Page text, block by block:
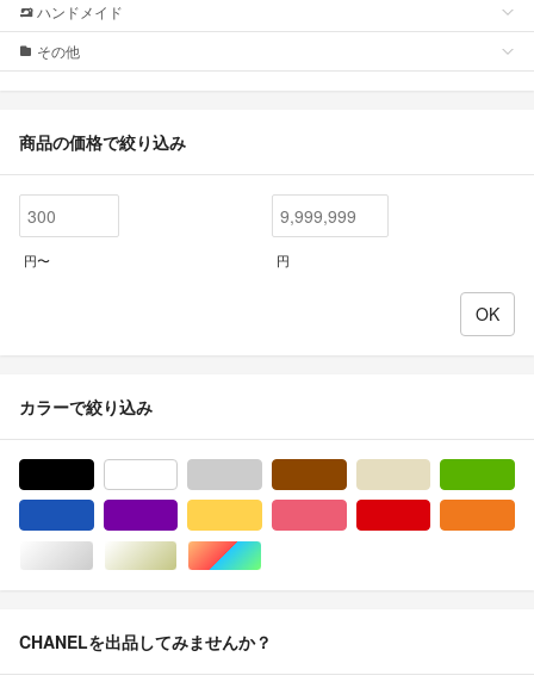
ハンドメイド
その他
商品の価格で絞り込み
円〜 円
カラーで絞り込み
シルバー/銀色系ゴールド/金色系マルチカラー
CHANELを出品してみませんか？